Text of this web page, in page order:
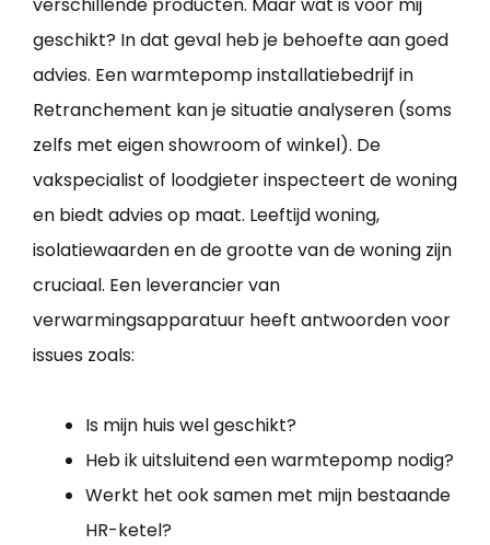
geschikt? In dat geval heb je behoefte aan goed
advies. Een warmtepomp installatiebedrijf in
Retranchement kan je situatie analyseren (soms
zelfs met eigen showroom of winkel). De
vakspecialist of loodgieter inspecteert de woning
en biedt advies op maat. Leeftijd woning,
isolatiewaarden en de grootte van de woning zijn
cruciaal. Een leverancier van
verwarmingsapparatuur heeft antwoorden voor
issues zoals:
Is mijn huis wel geschikt?
Heb ik uitsluitend een warmtepomp nodig?
Werkt het ook samen met mijn bestaande
HR-ketel?